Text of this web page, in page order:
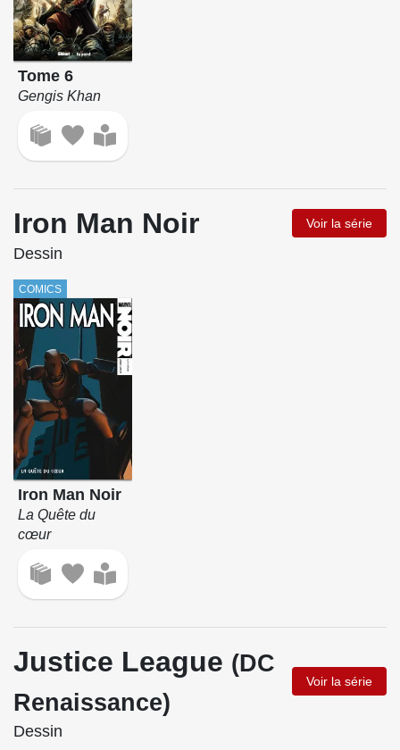
Tome 6
Gengis Khan
Iron Man Noir Voir la série
Dessin
COMICS
Iron Man Noir
La Quête du
cœur
Justice League (DC
Renaissance)
Voir la série
Dessin